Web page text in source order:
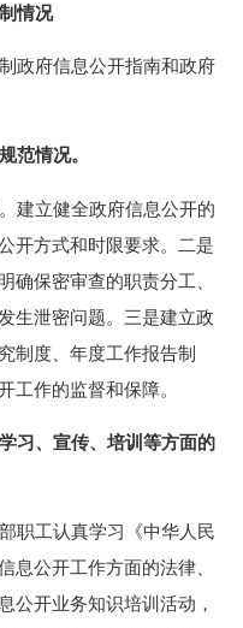
情况
政府信息公开指南和政府
范情况。
建立健全政府信息公开的
开方式和时限要求。二是
确保密审查的职责分工、
生泄密问题。三是建立政
制度、年度工作报告制
工作的监督和保障。
习、宣传、培训等方面的
职工认真学习《中华人民
息公开工作方面的法律、
公开业务知识培训活动，